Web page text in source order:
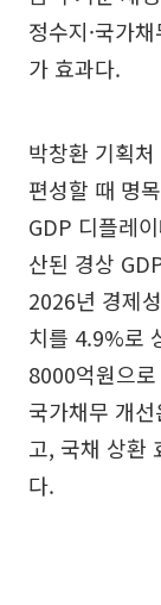
정수지·국가
가 효과다.
박창환 기획
편성할 때 명
GDP 디플레
산된 경상
2026년 경제
치를 4.9%로
8000억원으
국가채무 개
고, 국채 상환
다.